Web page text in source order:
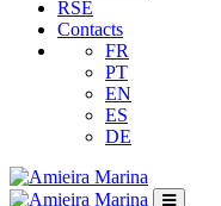
RSE
Contacts
FR
PT
EN
ES
DE